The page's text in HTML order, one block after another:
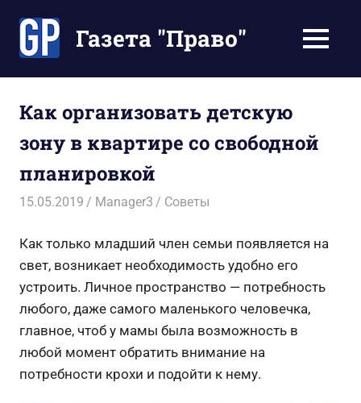
содержимомуГазета "Право"
экономят
Ваше
время
МЕНЮ
Как организовать детскую
зону в квартире со свободной
планировкой
15.05.2019 Manager3 Советы
Как только младший член семьи появляется на
свет, возникает необходимость удобно его
устроить. Личное пространство — потребность
любого, даже самого маленького человечка,
главное, чтоб у мамы была возможность в
любой момент обратить внимание на
потребности крохи и подойти к нему.